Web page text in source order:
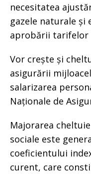
necesitatea
gazele naturale și
aprobării tarifelor
Vor crește și
asigurării
salarizarea
Naționale de
Majorarea
sociale este
coeficientului
curent, care